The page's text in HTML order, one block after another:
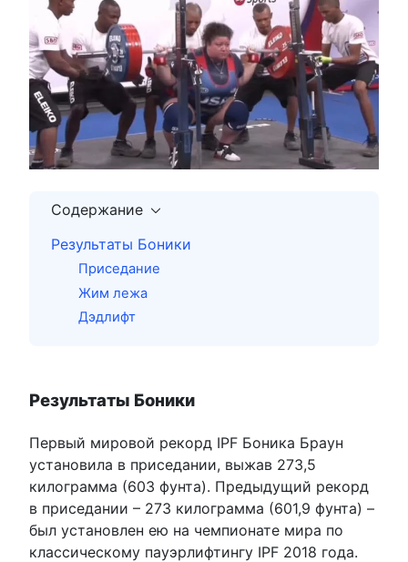
Содержание
Результаты Боники
Приседание
Жим лежа
Дэдлифт
Результаты Боники
Первый мировой рекорд IPF Боника Браун
установила в приседании, выжав 273,5
килограмма (603 фунта). Предыдущий рекорд
в приседании – 273 килограмма (601,9 фунта) –
был установлен ею на чемпионате мира по
классическому пауэрлифтингу IPF 2018 года.